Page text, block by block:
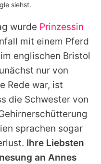
siehst.
wurde Prinzessin
mit einem Pferd
englischen Bristol
nur von
Rede war, ist
die Schwester von
sprachen sogar
Ihre Liebsten
an Annes